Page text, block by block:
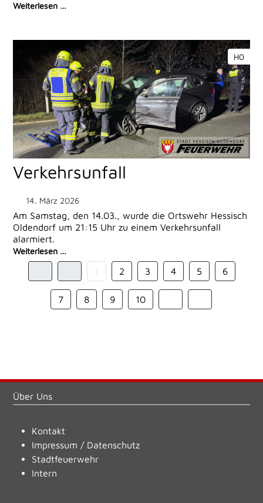
Weiterlesen …
H0
Verkehrsunfall
14. März 2026
Am Samstag, den 14.03., wurde die Ortswehr Hessisch
Oldendorf um 21:15 Uhr zu einem Verkehrsunfall
alarmiert.
Weiterlesen …
1 2 3 4 5 6
7 8 9 10
Über Uns
Kontakt
Impressum / Datenschutz
Stadtfeuerwehr
Intern